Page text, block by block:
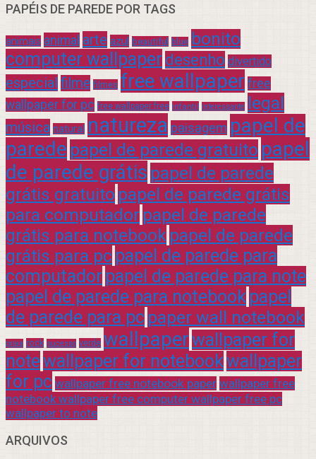
PAPÉIS DE PAREDE POR TAGS
animais animal arte azul beautiful blue bonito
computer wallpaper desenho divertido
especial filme filmes free wallpaper free
wallpaper for pc free wallpaper free infantil interessante legal
música natural natureza paisagem papel de
parede papel de parede gratuito papel
de parede grátis papel de parede
grátis gratuito papel de parede grátis
para computador papel de parede
grátis para notebook papel de parede
grátis para pc papel de parede para
computador papel de parede para note
papel de parede para notebook papel
de parede para pc paper wall notebook
praia rock sucesso verde wallpaperwallpaper for
notewallpaper for notebookwallpaper
for pc wallpaper free notebook paper wallpaper free
notebook wallpaper free computer wallpaper free pc
wallpaper to note
ARQUIVOS